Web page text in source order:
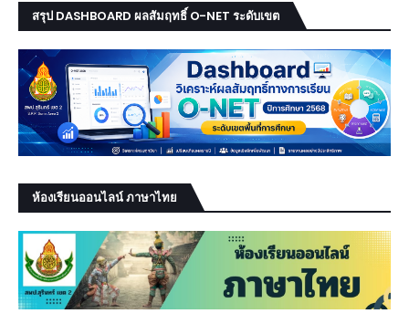
สรุป DASHBOARD ผลสัมฤทธิ์ O-NET ระดับเขต
ห้องเรียนออนไลน์ ภาษาไทย